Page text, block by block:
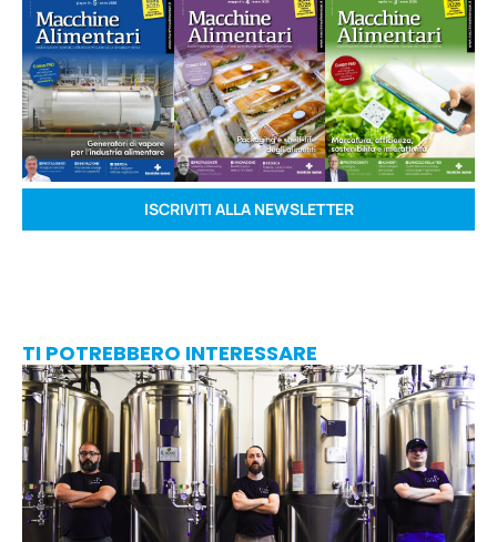
ISCRIVITI ALLA NEWSLETTER
TI POTREBBERO INTERESSARE